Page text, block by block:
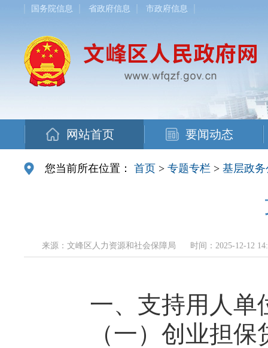
国务院信息 省政府信息 市政府信息
网站首页 要闻动态
您当前所在位置： 首页 > 专题专栏 > 基层政
来源：文峰区人力资源和社会保障局 时间：2025-12-12
一、支持用人单
（一）创业担保